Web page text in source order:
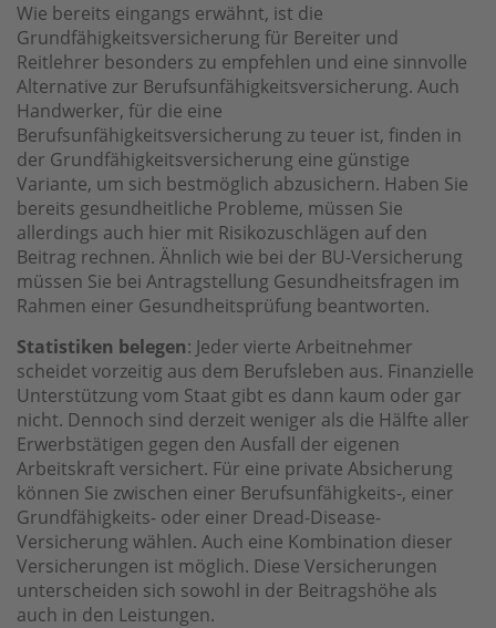
Wie bereits eingangs erwähnt, ist die
Grundfähigkeitsversicherung für Bereiter und
Reitlehrer besonders zu empfehlen und eine sinnvolle
Alternative zur Berufsunfähigkeitsversicherung. Auch
Handwerker, für die eine
Berufsunfähigkeitsversicherung zu teuer ist, finden in
der Grundfähigkeitsversicherung eine günstige
Variante, um sich bestmöglich abzusichern. Haben Sie
bereits gesundheitliche Probleme, müssen Sie
allerdings auch hier mit Risikozuschlägen auf den
Beitrag rechnen. Ähnlich wie bei der BU-Versicherung
müssen Sie bei Antragstellung Gesundheitsfragen im
Rahmen einer Gesundheitsprüfung beantworten.
Statistiken belegen: Jeder vierte Arbeitnehmer
scheidet vorzeitig aus dem Berufsleben aus. Finanzielle
Unterstützung vom Staat gibt es dann kaum oder gar
nicht. Dennoch sind derzeit weniger als die Hälfte aller
Erwerbstätigen gegen den Ausfall der eigenen
Arbeitskraft versichert. Für eine private Absicherung
können Sie zwischen einer Berufsunfähigkeits-, einer
Grundfähigkeits- oder einer Dread-Disease-
Versicherung wählen. Auch eine Kombination dieser
Versicherungen ist möglich. Diese Versicherungen
unterscheiden sich sowohl in der Beitragshöhe als
auch in den Leistungen.